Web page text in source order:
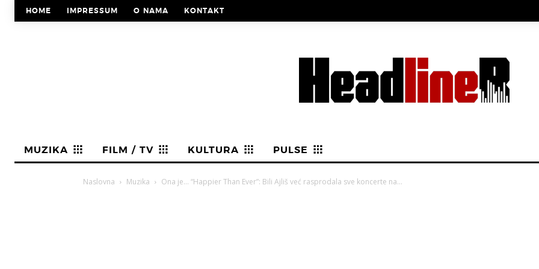
HOME IMPRESSUM O NAMA KONTAKT
MUZIKA FILM / TV KULTURA PULSE
Naslovna Muzika Ona je… “Happier Than Ever”: Bili Ajliš već rasprodala sve koncerte na...